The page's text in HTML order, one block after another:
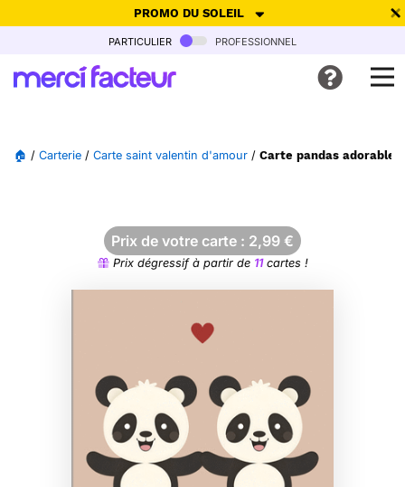
PROMO DU SOLEIL
-30% de réduction avec le code SUMMER26pour envoyer des
Ne plus afficher
particulier professionnel
🏠 / Carterie / Carte saint valentin d'amour / Carte pandas
Prix de votre carte : 2,99 €
Prix dégressif à partir de 11cartes !